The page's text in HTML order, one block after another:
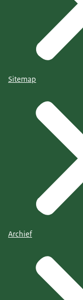
Sitemap
Archief